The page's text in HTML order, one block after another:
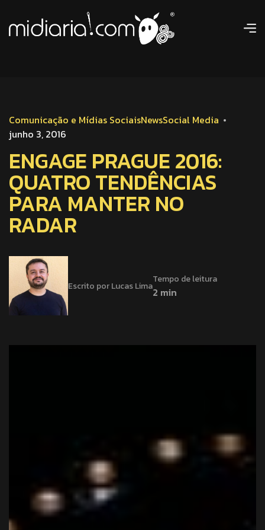
Comunicação e Mídias SociaisNewsSocial Media
junho 3, 2016
ENGAGE PRAGUE 2016:
QUATRO TENDÊNCIAS
PARA MANTER NO
RADAR
Escrito por Lucas Lima
Tempo de leitura
2 min